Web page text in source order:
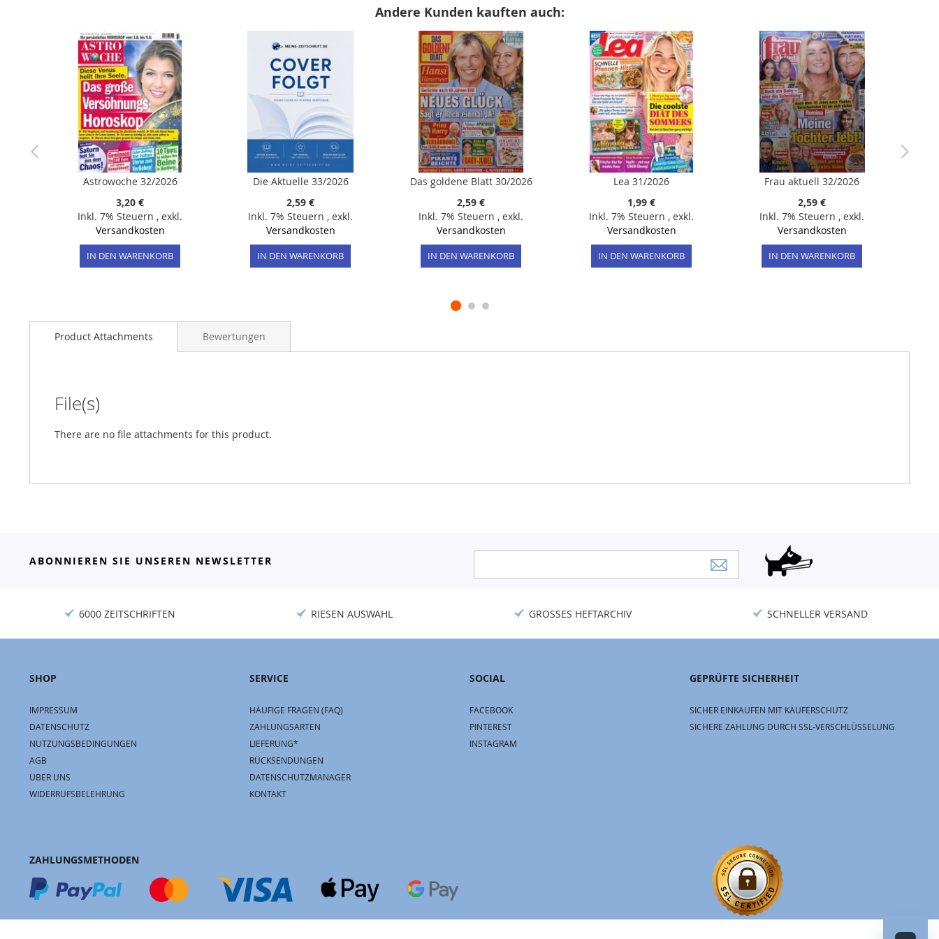
Andere Kunden kauften auch:
Astrowoche 32/2026
3,20 €
Inkl. 7% Steuern , exkl.
Versandkosten
IN DEN WARENKORB
Die Aktuelle 33/2026
2,59 €
Inkl. 7% Steuern , exkl.
Versandkosten
IN DEN WARENKORB
Das goldene Blatt 30/2026
2,59 €
Inkl. 7% Steuern , exkl.
Versandkosten
IN DEN WARENKORB
Lea 31/2026
1,99 €
Inkl. 7% Steuern , exkl.
Versandkosten
IN DEN WARENKORB
Frau aktuell 32/2026
2,59 €
Inkl. 7% Steuern , exkl.
Versandkosten
IN DEN WARENKORB
Product Attachments
File(s)
There are no file attachments for this product.
Bewertungen
ABONNIEREN SIE UNSEREN NEWSLETTER
Newsletter:
6000 ZEITSCHRIFTEN RIESEN AUSWAHL GROSSES HEFTARCHIV SCHNELLER VERSAND
SHOP
IMPRESSUM
DATENSCHUTZ
NUTZUNGSBEDINGUNGEN
AGB
ÜBER UNS
WIDERRUFSBELEHRUNG
SERVICE
HÄUFIGE FRAGEN (FAQ)
ZAHLUNGSARTEN
LIEFERUNG*
RÜCKSENDUNGEN
DATENSCHUTZMANAGER
KONTAKT
SOCIAL
FACEBOOK
PINTEREST
INSTAGRAM
GEPRÜFTE SICHERHEIT
SICHER EINKAUFEN MIT KÄUFERSCHUTZ
SICHERE ZAHLUNG DURCH SSL-VERSCHLÜSSELUNG
ZAHLUNGSMETHODEN